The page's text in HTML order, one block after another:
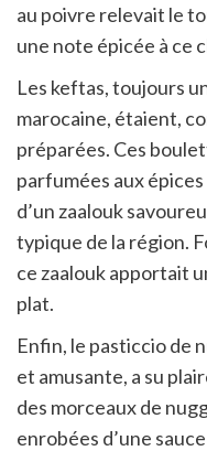
au poivre relevait le
une note épicée à ce
Les keftas, toujours
marocaine, étaient,
préparées. Ces
parfumées aux
d’un zaalouk
typique de la région.
ce zaalouk apportait
plat.
Enfin, le pasticcio de
et amusante, a su
des morceaux de
enrobées d’une